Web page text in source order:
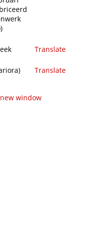
Translate
Translate
window